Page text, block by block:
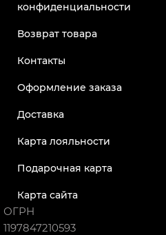
конфиденциальности
Возврат товара
Контакты
Оформление заказа
Доставка
Карта лояльности
Подарочная карта
Карта сайта
ОГРН
1197847210593